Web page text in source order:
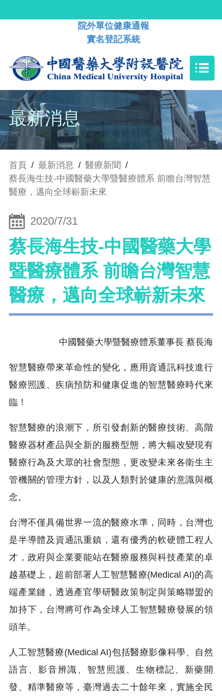
院外單位健康通報
實名登記系統
最新消息
首頁 / 最新消息 / 醫療新聞 /
蔡長海生技-中國醫藥大學暨醫療體系 前瞻台灣智慧
醫療，邁向全球嶄新未來
2020/7/31
蔡長海生技-中國醫藥大學
暨醫療體系 前瞻台灣智慧
醫療，邁向全球嶄新未來
中國醫藥大學暨醫療體系董事長 蔡長海
智慧醫療帶來革命性的變化，應用資通訊科技進行
醫療照護、疾病預防和健康促進的智慧醫療時代來
臨！
智慧醫療的浪潮下，所引發創新的醫療技術、高階
醫療器材產品與全新的服務型態，將大幅改變現有
醫療行為及大眾的社會型態，更改變未來各衛生主
管機關的管理方針，以及人類對於健康的意識與概
念。
台灣不僅具備世界一流的醫療水準，同時，台灣也
是半導體及資通訊重鎮，還有優秀的軟硬體工程人
才，政府與企業要能站在醫療服務與科技產業的卓
越基礎上，超前部署人工智慧醫療(Medical AI)的高
端產業鏈，透過產官學研醫政策制定與策略聯盟的
加持下，台灣將可作為全球人工智慧醫療發展的領
頭羊。
人工智慧醫療(Medical AI)包括醫療影像科學、自然
語言、影音辨識、智慧照護、生物標記、新藥開
發、精準醫療等，臺灣過去二十餘年來，實施全民